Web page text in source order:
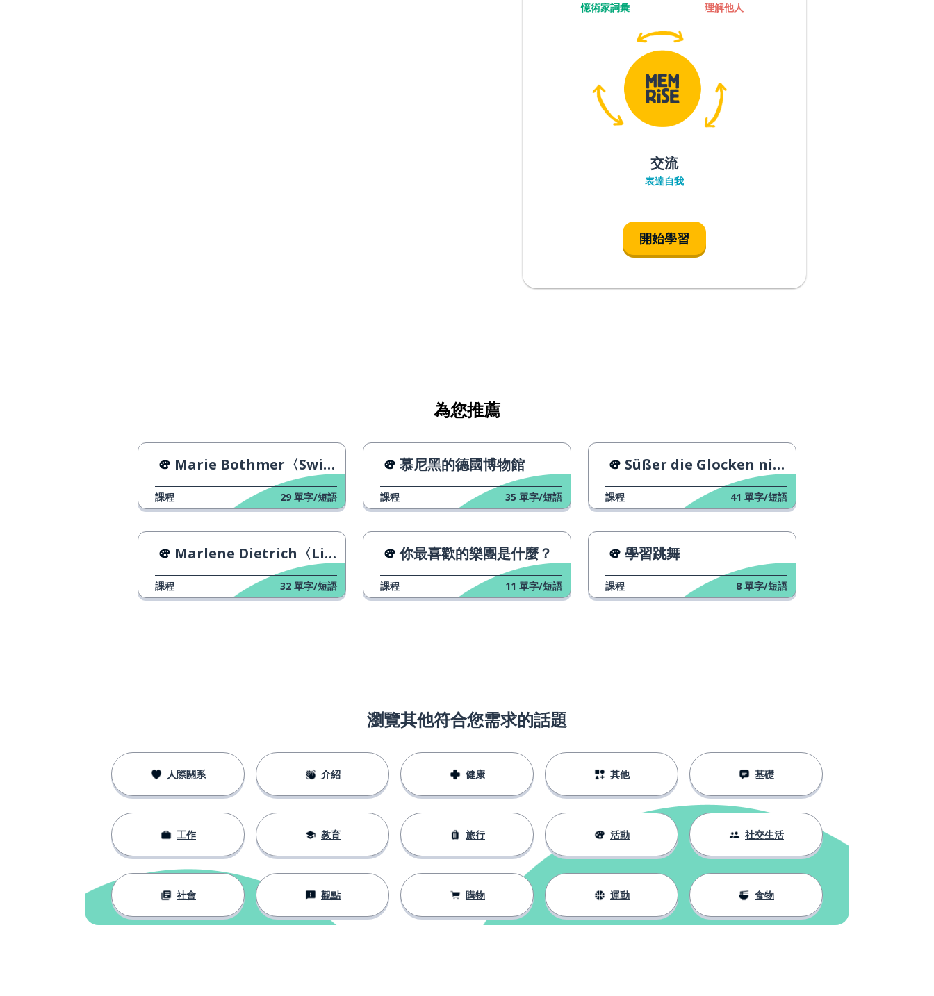
憶術家詞彙 理解他人
交流
表達自我
開始學習
為您推薦
Marie Bothmer〈Swimmingpool〉
課程 29 單字/短語
慕尼黑的德國博物館
課程 35 單字/短語
Süßer die Glocken nie klingen
課程 41 單字/短語
Marlene Dietrich〈Lili Marlene〉
課程 32 單字/短語
你最喜歡的樂團是什麼？
課程 11 單字/短語
學習跳舞
課程 8 單字/短語
瀏覽其他符合您需求的話題
人際關系 介紹 健康 其他 基礎
工作 教育 旅行 活動 社交生活
社會 觀點 購物 運動 食物